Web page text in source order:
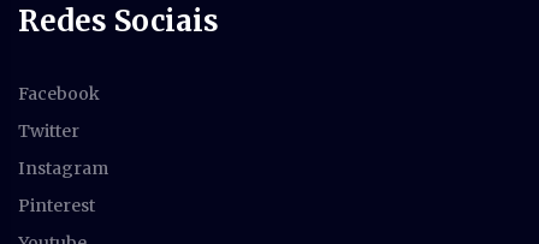
Redes Sociais
Facebook
Twitter
Instagram
Pinterest